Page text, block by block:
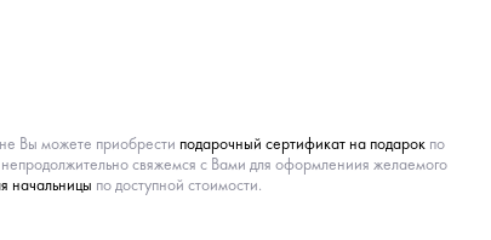
Вы можете приобрести подарочный сертификат на подарок по
свяжемся с Вами для оформлениия желаемого
начальницы по доступной стоимости.